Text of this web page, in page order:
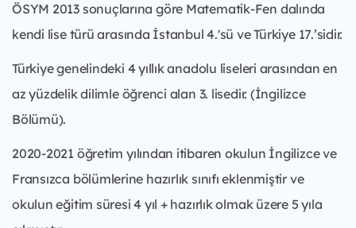
ÖSYM 2013 sonuçlarına göre Matematik-Fen dalında
kendi lise türü arasında İstanbul 4.'sü ve Türkiye 17.’sidir.
Türkiye genelindeki 4 yıllık anadolu liseleri arasından en
az yüzdelik dilimle öğrenci alan 3. lisedir. (İngilizce
Bölümü).
2020-2021 öğretim yılından itibaren okulun İngilizce ve
Fransızca bölümlerine hazırlık sınıfı eklenmiştir ve
okulun eğitim süresi 4 yıl + hazırlık olmak üzere 5 yıla